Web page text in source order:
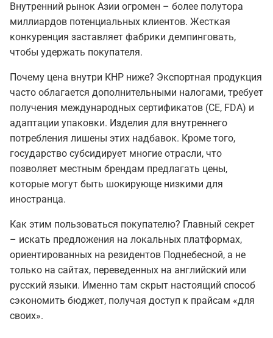
Внутренний рынок Азии огромен – более полутора
миллиардов потенциальных клиентов. Жесткая
конкуренция заставляет фабрики демпинговать,
чтобы удержать покупателя.
Почему цена внутри КНР ниже? Экспортная продукция
часто облагается дополнительными налогами, требует
получения международных сертификатов (CE, FDA) и
адаптации упаковки. Изделия для внутреннего
потребления лишены этих надбавок. Кроме того,
государство субсидирует многие отрасли, что
позволяет местным брендам предлагать цены,
которые могут быть шокирующе низкими для
иностранца.
Как этим пользоваться покупателю? Главный секрет
– искать предложения на локальных платформах,
ориентированных на резидентов Поднебесной, а не
только на сайтах, переведенных на английский или
русский языки. Именно там скрыт настоящий способ
сэкономить бюджет, получая доступ к прайсам «для
своих».